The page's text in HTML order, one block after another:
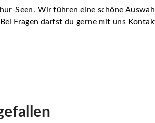
Seen. Wir führen eine schöne
Fragen darfst du gerne mit uns